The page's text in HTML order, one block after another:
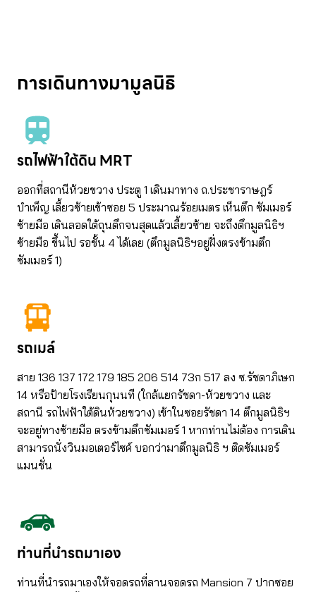
การเดินทางมามูลนิธิ
รถไฟฟ้าใต้ดิน MRT
ออกที่สถานีห้วยขวาง ประตู 1 เดินมาทาง ถ.ประชาราษฎร์
บำเพ็ญ เลี้ยวซ้ายเข้าซอย 5 ประมาณร้อยเมตร เห็นตึก ซัมเมอร์
ซ้ายมือ เดินลอดใต้ถุนตึกจนสุดแล้วเลี้ยวซ้าย จะถึงตึกมูลนิธิฯ
ซ้ายมือ ขึ้นไป รอชั้น 4 ได้เลย (ตึกมูลนิธิฯอยู่ฝั่งตรงข้ามตึก
ซัมเมอร์ 1)
รถเมล์
สาย 136 137 172 179 185 206 514 73ก 517 ลง ซ.รัชดาภิเษก
14 หรือป้ายโรงเรียนกุนนที (ใกล้แยกรัชดา-ห้วยขวาง และ
สถานี รถไฟฟ้าใต้ดินห้วยขวาง) เข้าในซอยรัชดา 14 ตึกมูลนิธิฯ
จะอยู่ทางซ้ายมือ ตรงข้ามตึกซัมเมอร์ 1 หากท่านไม่ต้อง การเดิน
สามารถนั่งวินมอเตอร์ไซค์ บอกว่ามาตึกมูลนิธิ ฯ ติดซัมเมอร์
แมนชั่น
ท่านที่นำรถมาเอง
ท่านที่นำรถมาเองให้จอดรถที่ลานจอดรถ Mansion 7 ปากซอย